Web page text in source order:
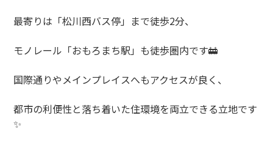
最寄りは「松川西バス停」まで徒歩2分、
モノレール「おもろまち駅」も徒歩圏内です🚋
国際通りやメインプレイスへもアクセスが良く、
都市の利便性と落ち着いた住環境を両立できる立地です
✨